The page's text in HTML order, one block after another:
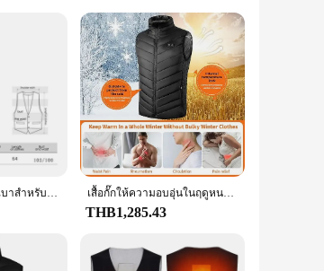
you're looking for a snug fit or a
anyone seeking a cozy and functional
เสื้อแจ็กเก็ตน้ำหนักเบาสำหรับผู้ชายและผู้หญิงเสื้อแจ็กเก็ตอุ่นอินฟาเรดมีความยืดหยุ่นสำหรับเล่นสกีในฤดูหนาว เสื้อกั๊กให้ความอบอุ่นในฤดูหนาว, เสื้อกั๊กให้ความร้อนด้วยไฟฟ้า USB สำหรับผู้ชายผู้หญิงการล่าสัตว์การเดินป่าให้ความอบอุ่นในร่างกาย
THB1,285.43